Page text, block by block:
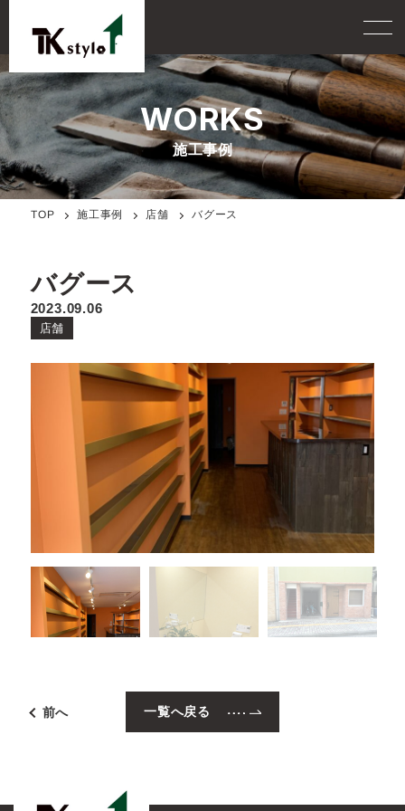
WORKS
施工事例
TOP 施工事例 店舗 バグース
バグース
2023.09.06
店舗
前へ 一覧へ戻る